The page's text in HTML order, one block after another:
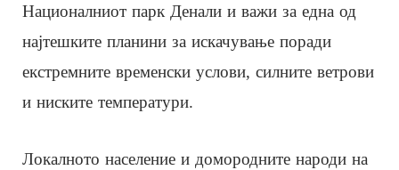
Националниот парк Денали и важи за една од
најтешките планини за искачување поради
екстремните временски услови, силните ветрови
и ниските температури.
Локалното население и домородните народи на